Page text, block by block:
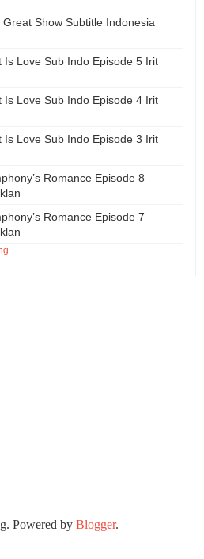
Show Subtitle Indonesia
Is Love Sub Indo Episode 5 Irit
Is Love Sub Indo Episode 4 Irit
Is Love Sub Indo Episode 3 Irit
Romance Episode 8
Romance Episode 7
Powered by Blogger.